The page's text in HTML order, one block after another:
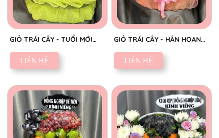
GIỎ TRÁI CÂY - TUỔI MỚI
VINH HOA
LIÊN HỆ
GIỎ TRÁI CÂY - HÂN HOAN
CHÚC MỪNG
LIÊN HỆ